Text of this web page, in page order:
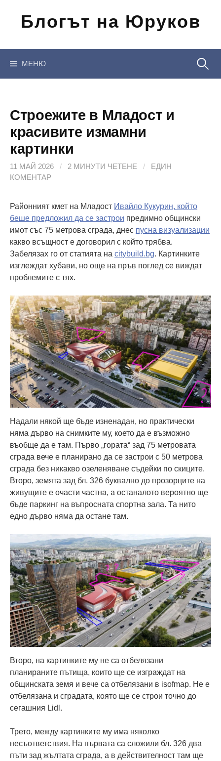
съдържанието
Блогът на Юруков
МЕНЮ
Строежите в Младост и
красивите измамни
картинки
11 МАЙ 2026 / 2 МИНУТИ ЧЕТЕНЕ /
ЕДИН
КОМЕНТАР
Районният кмет на Младост Ивайло Кукурин, който
беше предложил да се застрои предимно общински
имот със 75 метрова сграда, днес пусна визуализации
какво всъщност е договорил с който трябва.
Забелязах го от статията на citybuild.bg. Картинките
изглеждат хубави, но още на пръв поглед се виждат
проблемите с тях.
Надали някой ще бъде изненадан, но практически
няма дърво на снимките му, което да е възможно
въобще да е там. Първо „гората“ зад 75 метровата
сграда вече е планирано да се застрои с 50 метрова
сграда без никакво озеленяване съдейки по скиците.
Второ, земята зад бл. 326 буквално до прозорците на
живущите е очасти частна, а останалото вероятно ще
бъде паркинг на въпросната спортна зала. Та нито
едно дърво няма да остане там.
Второ, на картинките му не са отбелязани
планираните пътища, които ще се изграждат на
общинската земя и вече са отбелязани в isofmap. Не е
отбелязана и сградата, която ще се строи точно до
сегашния Lidl.
Трето, между картинките му има няколко
несъответствия. На първата са сложили бл. 326 два
пъти зад жълтата сграда, а в действителност там ще